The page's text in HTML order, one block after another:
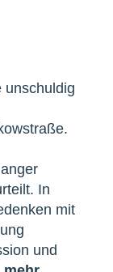
unschuldig
In
mit
und